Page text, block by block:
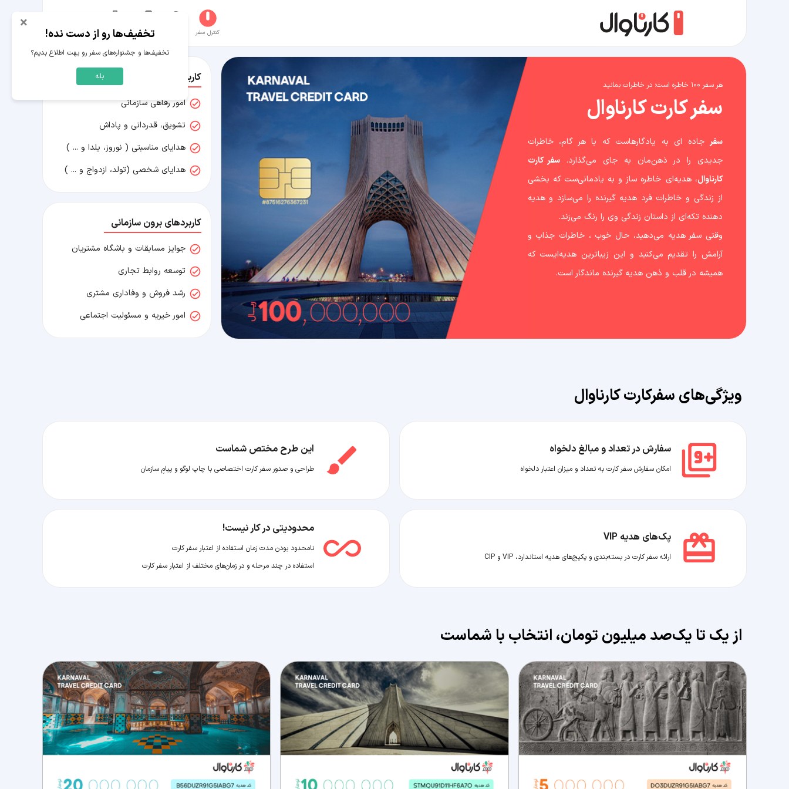
کنترل سفر عکاسخانه سفر‌های من حساب کاربری
هر سفر ۱۰۰ خاطره است؛ در خاطرات بمانید
سفر کارتکارناوال
سفر جاده ای به یادگارهاست که با هر گام، خاطرات
جدیدی را در ذهن‌مان به جای می‌گذارد. سفر کارت
کارناوال، هدیه‌‌ای خاطره ساز و به یادمانی‌ست که بخشی
از زندگی و خاطرات فرد هدیه گیرنده را می‌سازد و هدیه
دهنده تکه‌ای از داستان زندگی وی را رنگ می‌زند.
وقتی سفر هدیه می‌دهید، حال خوب ، خاطرات جذاب و
آرامش را تقدیم می‌کنید و این زیباترین هدیه‌ایست که
همیشه در قلب و ذهن هدیه گیرنده ماندگار است.
کاربردهای درون سازمانی
امور رفاهی سازمانی
تشویق، قدردانی و پاداش
هدایای مناسبتی ( نوروز، یلدا و ... )
هدایای شخصی (تولد، ازدواج و ... )
کاربردهای برون سازمانی
جوایز مسابقات و باشگاه مشتریان
توسعه روابط تجاری
رشد فروش و وفاداری مشتری
امور خیریه و مسئولیت اجتماعی
ویژگی‌های سفرکارت کارناوال
سفارش در تعداد و مبالغ دلخواه
امکان سفارش سفر کارت به تعداد و میزان اعتبار دلخواه
این طرح مختص شماست
طراحی و صدور سفر کارت اختصاصی با چاپ لوگو و پیامِ سازمان
پک‌های هدیه VIP
ارائه سفر کارت در بسته‌بندی و پکیج‌های هدیه استاندارد، VIP و CIP
محدودیتی در کار نیست!
نامحدود بودن مدت زمان استفاده از اعتبار سفر کارت
استفاده در چند مرحله و در زمان‌های مختلف از اعتبار سفر کارت
از یک تا یک‌صد میلیون تومان، انتخاب با شماست
× تخفیف‌ها رو از دست نده!
تخفیف‌ها و جشنواره‌های سفر رو بهت اطلاع بدیم؟
بله